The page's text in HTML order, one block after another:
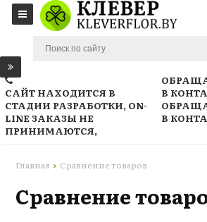
САЙТ НАХОДИТСЯ В
СТАДИИ РАЗРАБОТКИ, ON-
LINE ЗАКАЗЫ НЕ
ПРИНИМАЮТСЯ,
В
В
Главная Сравнение товаров
Сравнение